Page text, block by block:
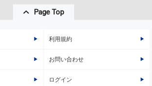
Page Top
利用規約
お問い合わせ
ログイン